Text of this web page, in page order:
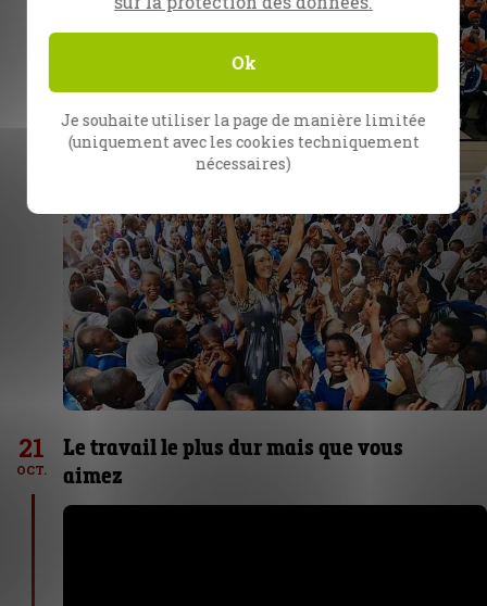
21
OCT.
Le travail le plus dur mais que vous
aimez
Ok
Je souhaite utiliser la page de manière limitée
(uniquement avec les cookies techniquement
nécessaires)